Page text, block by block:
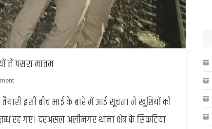
में पसरा मातम
On
से
तैयारी इसी बीच भाई के बारे में आई सूचना ने खुशियों को
रह गए। दरअसल अलीनगर थाना क्षेत्र के सिकटिया